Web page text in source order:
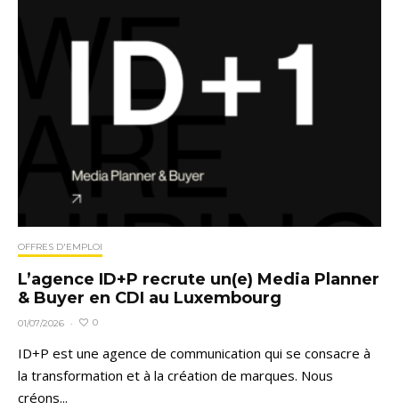
OFFRES D'EMPLOI
L’agence ID+P recrute un(e) Media Planner
& Buyer en CDI au Luxembourg
01/07/2026 · 0
ID+P est une agence de communication qui se consacre à
la transformation et à la création de marques. Nous
créons...